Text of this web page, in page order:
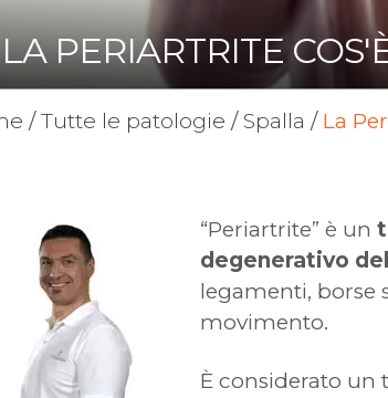
LA PERIARTRITE
/Tutte le patologie / Spalla / La
“Periartrite” è un
degenerativo
legamenti, borse
movimento.
È considerato un